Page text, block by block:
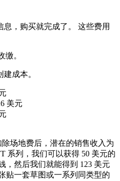
，购买就完成了。 这些费用
缴。
成本。
美元
场地费后，潜在的销售收入为
系列，我们可以获得 50 美元的
，然后我们就能得到 123 美元
贴一套草图或一系列同类型的